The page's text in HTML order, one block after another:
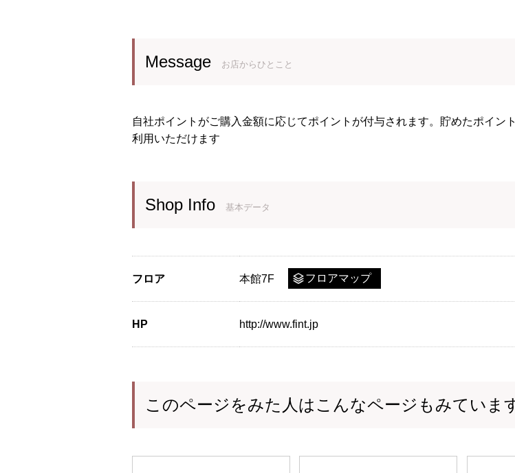
Message お店からひとこと
自社ポイントがご購入金額に応じてポイントが付与されます。貯めたポイ
利用いただけます
Shop Info 基本データ
フロア 本館7F フロアマップ
HP http://www.fint.jp
このページをみた人はこんなページもみていま